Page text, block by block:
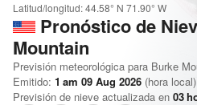
Latitud/longitud:44.58° N 71.90° W
Pronóstico de
Mountain
Previsión meteorológica para Burke
Emitido: 1 am 09 Aug 2026 (hora local)
Previsión de nieve actualizada en 03